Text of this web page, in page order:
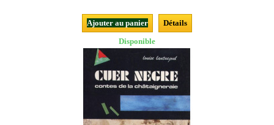
Ajouter au panier
Détails
Disponible